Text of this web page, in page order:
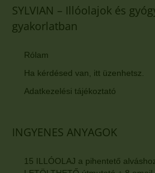
SYLVIAN – Illóolajok és
gyakorlatban
Rólam
Ha kérdésed van, itt üzenhetsz.
Adatkezelési tájékoztató
INGYENES ANYAGOK
15 ILLÓOLAJ a pihentető